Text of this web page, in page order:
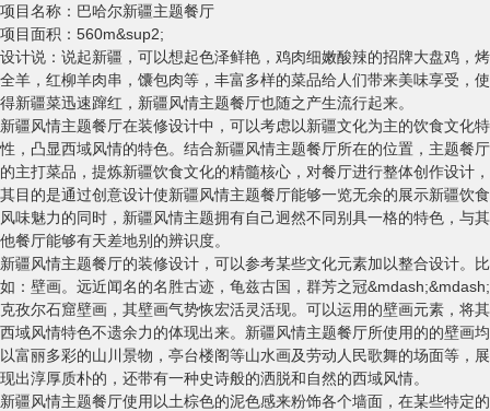
项目名称：巴哈尔新疆主题餐厅
项目面积：560m&sup2;
设计说：说起新疆，可以想起色泽鲜艳，鸡肉细嫩酸辣的招牌大盘鸡，烤
全羊，红柳羊肉串，馕包肉等，丰富多样的菜品给人们带来美味享受，使
得新疆菜迅速蹿红，新疆风情主题餐厅也随之产生流行起来。
新疆风情主题餐厅在装修设计中，可以考虑以新疆文化为主的饮食文化特
性，凸显西域风情的特色。结合新疆风情主题餐厅所在的位置，主题餐厅
的主打菜品，提炼新疆饮食文化的精髓核心，对餐厅进行整体创作设计，
其目的是通过创意设计使新疆风情主题餐厅能够一览无余的展示新疆饮食
风味魅力的同时，新疆风情主题拥有自己迥然不同别具一格的特色，与其
他餐厅能够有天差地别的辨识度。
新疆风情主题餐厅的装修设计，可以参考某些文化元素加以整合设计。比
如：壁画。远近闻名的名胜古迹，龟兹古国，群芳之冠&mdash;&mdash;
克孜尔石窟壁画，其壁画气势恢宏活灵活现。可以运用的壁画元素，将其
西域风情特色不遗余力的体现出来。新疆风情主题餐厅所使用的的壁画均
以富丽多彩的山川景物，亭台楼阁等山水画及劳动人民歌舞的场面等，展
现出淳厚质朴的，还带有一种史诗般的洒脱和自然的西域风情。
新疆风情主题餐厅使用以土棕色的泥色感来粉饰各个墙面，在某些特定的